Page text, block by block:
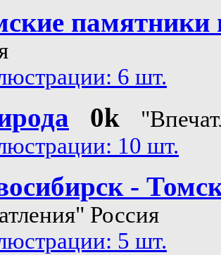
6 шт.
0k
10 шт.
-
Россия
5 шт.